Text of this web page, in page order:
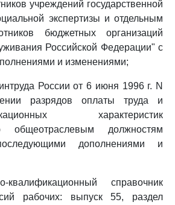
учреждений государственной
экспертизы и отдельным
бюджетных организаций
Российской Федерации" с
и изменениями;
России от 6 июня 1996 г. N
разрядов оплаты труда и
характеристик
общеотраслевым должностям
дополнениями и
справочник
рабочих: выпуск 55, раздел